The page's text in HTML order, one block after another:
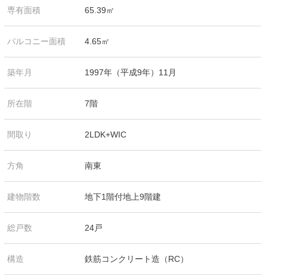
専有面積 65.39㎡
バルコニー面積 4.65㎡
築年月 1997年（平成9年）11月
所在階 7階
間取り 2LDK+WIC
方角 南東
建物階数 地下1階付地上9階建
総戸数 24戸
構造 鉄筋コンクリート造（RC）